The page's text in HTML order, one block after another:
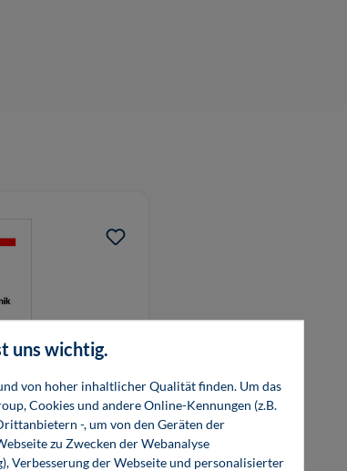
Mechatronik -
(E-Book)
uns wichtig.
von hoher inhaltlicher Qualität finden. Um das
Cookies und andere Online-Kennungen (z.B.
-, um von den Geräten der
zu Zwecken der Webanalyse
Verbesserung der Webseite und personalisierter